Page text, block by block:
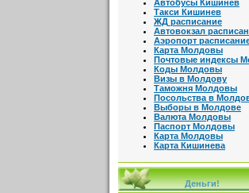
Автобусы Кишинев
Такси Кишинев
ЖД расписание
Автовокзал
Аэропорт
Карта Молдовы
Почтовые индексы
Коды Молдовы
Визы в Молдову
Таможня Молдовы
Посольства в
Выборы в Молдове
Валюта Молдовы
Паспорт Молдовы
Карта Молдовы
Карта Кишинева
Деньги!